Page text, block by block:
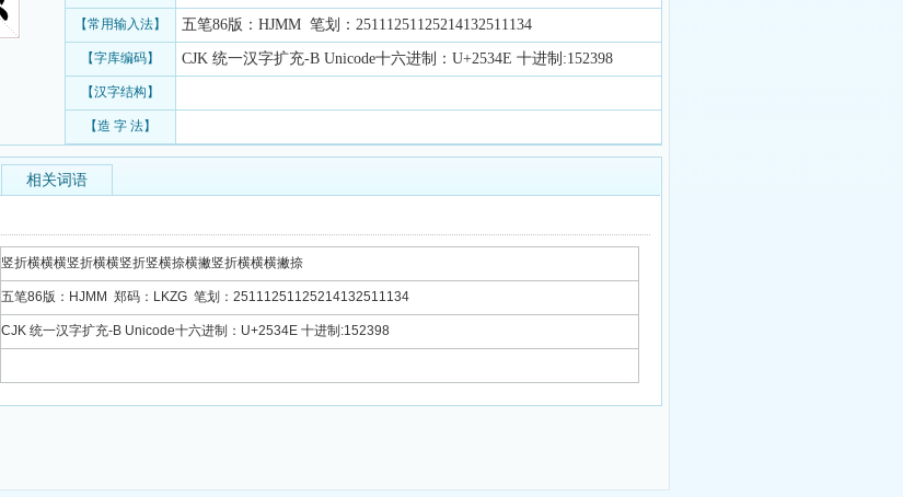
【常用输入法】 五笔86版：HJMM 笔划：25111251125214132511134
【字库编码】 CJK 统一汉字扩充-B Unicode十六进制：U+2534E 十进制:152398
【汉字结构】
【造 字 法】
相关词语
竖折横横横竖折横横竖折竖横捺横撇竖折横横横撇捺
五笔86版：HJMM 郑码：LKZG 笔划：25111251125214132511134
CJK 统一汉字扩充-B Unicode十六进制：U+2534E 十进制:152398